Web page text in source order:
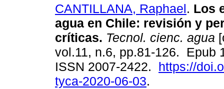
CANTILLANA, Raphael. Los
agua en Chile: revisión y
críticas. Tecnol. cienc. agua
vol.11, n.6, pp.81-126. Epub
ISSN 2007-2422. https://
tyca-2020-06-03.